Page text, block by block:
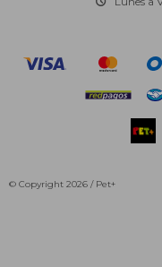
© Copyright 2026 / Pet+